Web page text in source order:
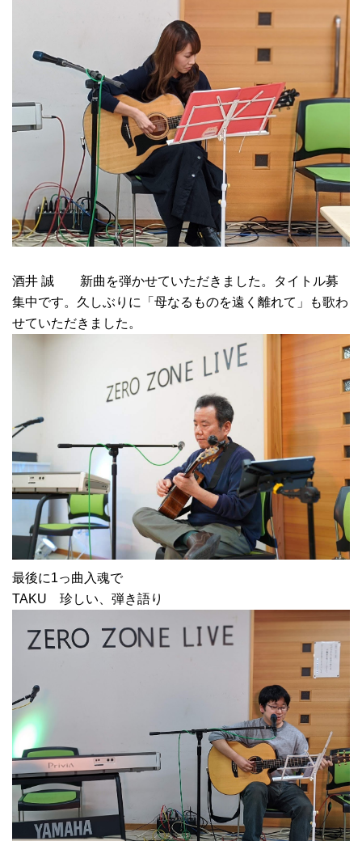
酒井 誠 新曲を弾かせていただきました。タイトル募
集中です。久しぶりに「母なるものを遠く離れて」も歌わ
せていただきました。
最後に1っ曲入魂で
TAKU 珍しい、弾き語り